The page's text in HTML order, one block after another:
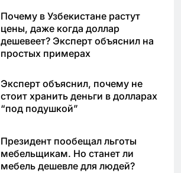
Почему в Узбекистане растут
цены, даже когда доллар
дешевеет? Эксперт объяснил на
простых примерах
Эксперт объяснил, почему не
стоит хранить деньги в долларах
“под подушкой”
Президент пообещал льготы
мебельщикам. Но станет ли
мебель дешевле для людей?